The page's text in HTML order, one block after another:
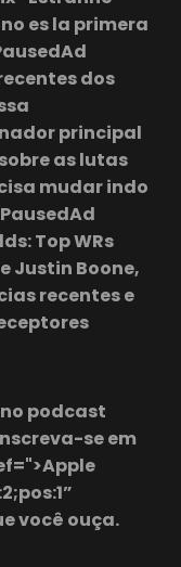
es la primera
dos
principal
as lutas
mudar indo
Top WRs
Justin Boone,
recentes e
podcast
se em
você ouça.